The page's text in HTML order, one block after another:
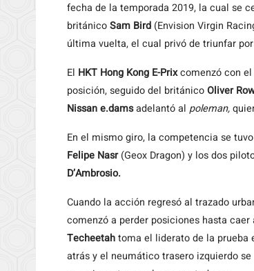
fecha de la temporada 2019, la cual se
británicoSam Bird (Envision Virgin
última vuelta, el cual privó de triunfar
El HKT Hong Kong E-Prixcomenzó con el
posición, seguido del británicoOliver
Nissan e.damsadelantó al poleman,
En el mismo giro, la competencia se
Felipe Nasr(Geox Dragon) y los dos
D’Ambrosio.
Cuando la acción regresó al trazado
comenzó a perder posiciones hasta
Techeetahtoma el liderato de la prueba
atrás y el neumático trasero izquierdo